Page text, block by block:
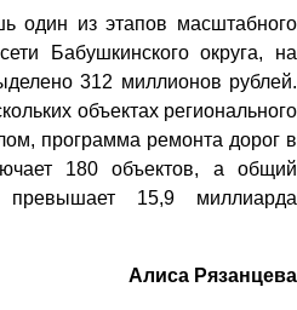
один из этапов масштабного
Бабушкинского округа, на
312 миллионов рублей.
объектах регионального
программа ремонта дорог в
180 объектов, а общий
15,9 миллиарда
Алиса Рязанцева